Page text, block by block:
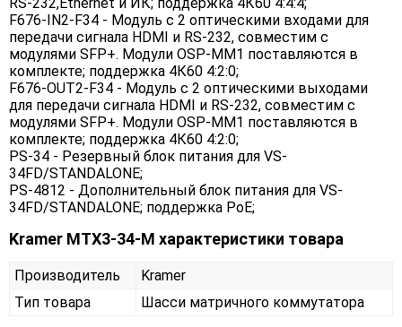
RS-232,Ethernet и ИК; поддержка 4К60 4:4:4;
F676-IN2-F34 - Модуль с 2 оптическими входами для
передачи сигнала HDMI и RS-232, совместим с
модулями SFP+. Модули OSP-MM1 поставляются в
комплекте; поддержка 4К60 4:2:0;
F676-OUT2-F34 - Модуль с 2 оптическими выходами
для передачи сигнала HDMI и RS-232, совместим с
модулями SFP+. Модули OSP-MM1 поставляются в
комплекте; поддержка 4К60 4:2:0;
PS-34 - Резервный блок питания для VS-
34FD/STANDALONE;
PS-4812 - Дополнительный блок питания для VS-
34FD/STANDALONE; поддержка PoE;
Kramer MTX3-34-M характеристики товара
Производитель
Kramer
Тип товара
Шасси матричного коммутатора